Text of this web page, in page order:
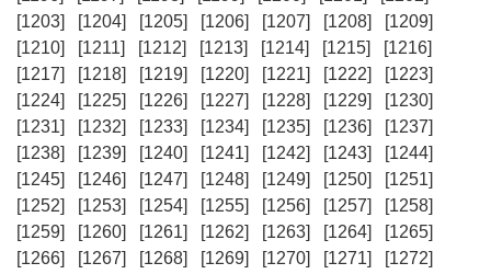
[1203]
[1204] [1205] [1206] [1207] [1208]
[1209]
[1210]
[1211] [1212] [1213] [1214] [1215]
[1216]
[1217]
[1218] [1219] [1220] [1221] [1222]
[1223]
[1224]
[1225] [1226] [1227] [1228] [1229]
[1230]
[1231]
[1232] [1233] [1234] [1235] [1236]
[1237]
[1238]
[1239] [1240] [1241] [1242] [1243]
[1244]
[1245]
[1246] [1247] [1248] [1249] [1250]
[1251]
[1252]
[1253] [1254] [1255] [1256] [1257]
[1258]
[1259]
[1260] [1261] [1262] [1263] [1264]
[1265]
[1266]
[1267] [1268] [1269] [1270] [1271]
[1272]